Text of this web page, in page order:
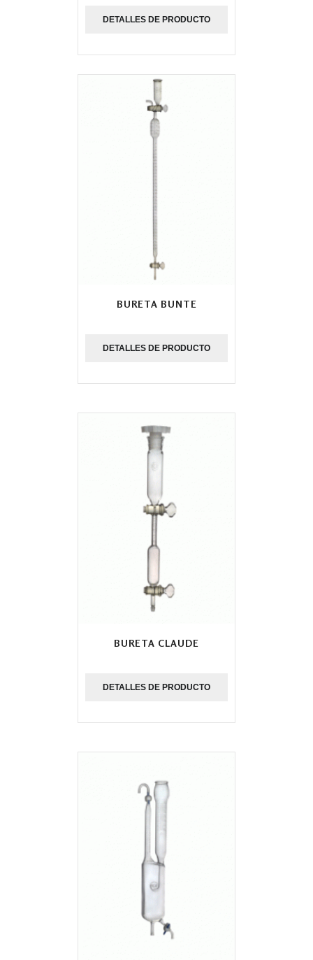
DETALLES DE PRODUCTO
BURETA BUNTE
DETALLES DE PRODUCTO
BURETA CLAUDE
DETALLES DE PRODUCTO